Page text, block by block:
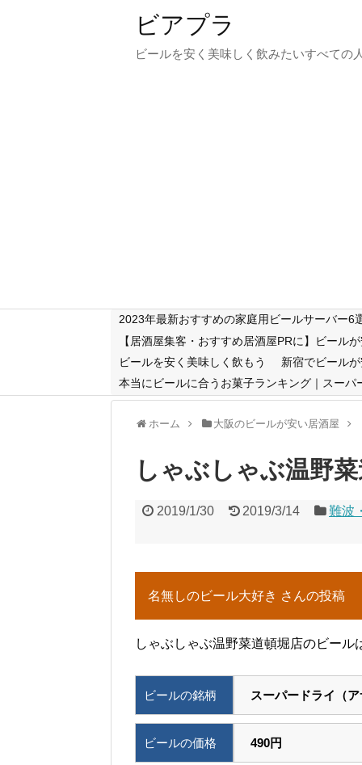
ビアプラ
ビールを安く美味しく飲みたいすべての
2023年最新おすすめの家庭用ビールサーバー6
【居酒屋集客・おすすめ居酒屋PRに】ビール
ビールを安く美味しく飲もう
新宿でビール
本当にビールに合うお菓子ランキング｜スー
ホーム 大阪のビールが安い居酒屋
しゃぶしゃぶ温野
2019/1/30 2019/3/14 難波
名無しのビール大好き さんの投稿
しゃぶしゃぶ温野菜道頓堀店のビー
ビールの銘柄 スーパードライ（
ビールの価格 490円